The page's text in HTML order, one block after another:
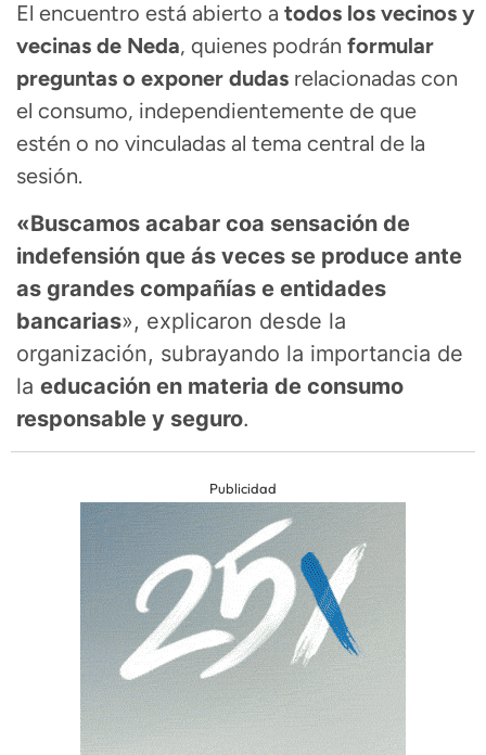
El encuentro está abierto a todos los vecinos y
vecinas de Neda, quienes podrán formular
preguntas o exponer dudas relacionadas con
el consumo, independientemente de que
estén o no vinculadas al tema central de la
sesión.
«Buscamos acabar coa sensación de
indefensión que ás veces se produce ante
as grandes compañías e entidades
bancarias», explicaron desde la
organización, subrayando la importancia de
la educación en materia de consumo
responsable y seguro.
Publicidad